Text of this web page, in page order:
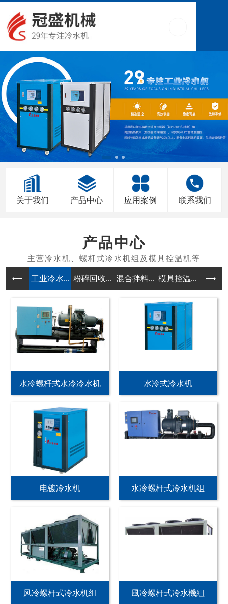
关于我们 产品中心 应用案例 联系我们
产品中心
工业冷水... 粉碎回收... 混合拌料... 模具控温... 除湿
水冷螺杆式水冷冷水机 水冷式冷水机
电镀冷水机 水冷螺杆式冷水机组
风冷螺杆式冷水机组 風冷螺杆式冷水機組